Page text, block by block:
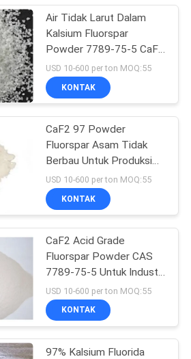
Anode
Katode
10
Air Tidak Larut Dalam
Kalsium Fluorspar
Powder 7789-75-5 CaF2
95% Min Purity
USD 10-600 per ton MOQ:55
KONTAK
CaF2 97 Powder
Fluorspar Asam Tidak
Berbau Untuk Produksi
Asam Hydrofluoric
USD 10-600 per ton MOQ:55
KONTAK
CaF2 Acid Grade
Fluorspar Powder CAS
7789-75-5 Untuk Industri
Kaca
USD 10-600 per ton MOQ:55
KONTAK
97% Kalsium Fluorida